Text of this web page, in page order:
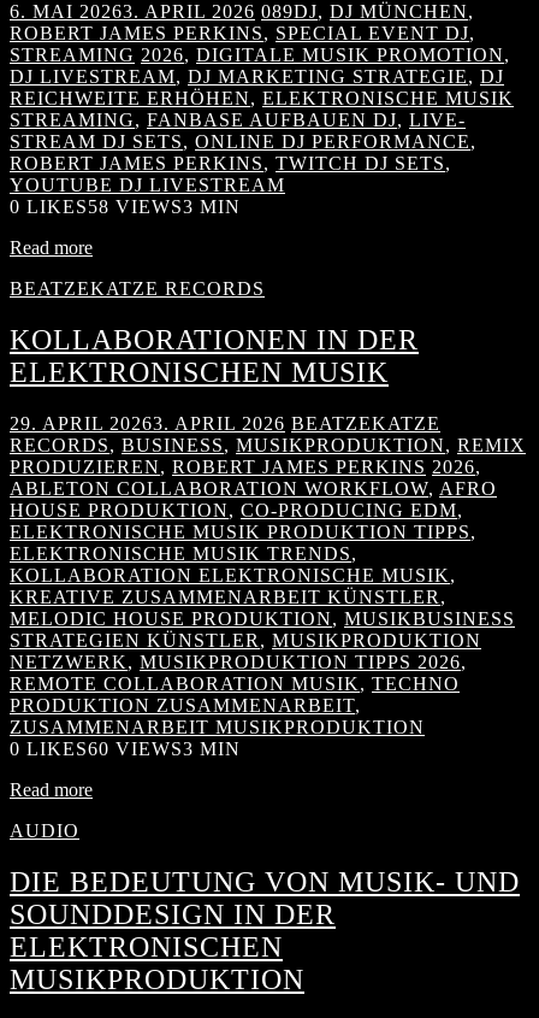
6. MAI 20263. APRIL 2026 089DJ, DJ MÜNCHEN,
ROBERT JAMES PERKINS, SPECIAL EVENT DJ,
STREAMING 2026, DIGITALE MUSIK PROMOTION,
DJ LIVESTREAM, DJ MARKETING STRATEGIE, DJ
REICHWEITE ERHÖHEN, ELEKTRONISCHE MUSIK
STREAMING, FANBASE AUFBAUEN DJ, LIVE-
STREAM DJ SETS, ONLINE DJ PERFORMANCE,
ROBERT JAMES PERKINS, TWITCH DJ SETS,
YOUTUBE DJ LIVESTREAM
0 LIKES58 VIEWS3 MIN
Read more
BEATZEKATZE RECORDS
KOLLABORATIONEN IN DER
ELEKTRONISCHEN MUSIK
29. APRIL 20263. APRIL 2026 BEATZEKATZE
RECORDS, BUSINESS, MUSIKPRODUKTION, REMIX
PRODUZIEREN, ROBERT JAMES PERKINS 2026,
ABLETON COLLABORATION WORKFLOW, AFRO
HOUSE PRODUKTION, CO-PRODUCING EDM,
ELEKTRONISCHE MUSIK PRODUKTION TIPPS,
ELEKTRONISCHE MUSIK TRENDS,
KOLLABORATION ELEKTRONISCHE MUSIK,
KREATIVE ZUSAMMENARBEIT KÜNSTLER ,
MELODIC HOUSE PRODUKTION, MUSIKBUSINESS
STRATEGIEN KÜNSTLER , MUSIKPRODUKTION
NETZWERK, MUSIKPRODUKTION TIPPS 2026,
REMOTE COLLABORATION MUSIK, TECHNO
PRODUKTION ZUSAMMENARBEIT,
ZUSAMMENARBEIT MUSIKPRODUKTION
0 LIKES60 VIEWS3 MIN
Read more
AUDIO
DIE BEDEUTUNG VON MUSIK- UND
SOUNDDESIGN IN DER
ELEKTRONISCHEN
MUSIKPRODUKTION